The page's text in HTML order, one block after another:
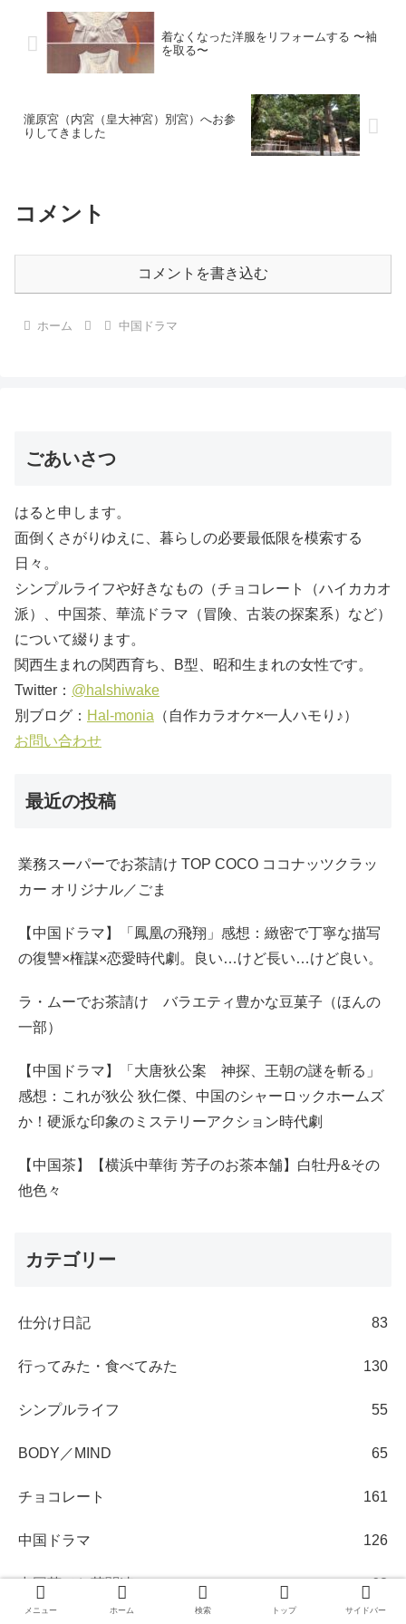
着なくなった洋服をリフォームする 〜袖
を取る〜
瀧原宮（内宮（皇大神宮）別宮）へお参
りしてきました
コメント
コメントを書き込む
ホーム 中国ドラマ
ごあいさつ
はると申します。
面倒くさがりゆえに、暮らしの必要最低限を模索する
日々。
シンプルライフや好きなもの（チョコレート（ハイカカオ
派）、中国茶、華流ドラマ（冒険、古装の探案系）など）
について綴ります。
関西生まれの関西育ち、B型、昭和生まれの女性です。
Twitter： @halshiwake
別ブログ： Hal-monia （自作カラオケ×一人ハモり♪）
お問い合わせ
最近の投稿
業務スーパーでお茶請け TOP COCO ココナッツクラッ
カー オリジナル／ごま
【中国ドラマ】「鳳凰の飛翔」感想：緻密で丁寧な描写
の復讐×権謀×恋愛時代劇。良い…けど長い…けど良い。
ラ・ムーでお茶請け バラエティ豊かな豆菓子（ほんの
一部）
【中国ドラマ】「大唐狄公案 神探、王朝の謎を斬る」
感想：これが狄公 狄仁傑、中国のシャーロックホームズ
か！硬派な印象のミステリーアクション時代劇
【中国茶】【横浜中華街 芳子のお茶本舗】白牡丹&その
他色々
カテゴリー
仕分け日記 83
行ってみた・食べてみた 130
シンプルライフ 55
BODY／MIND 65
チョコレート 161
中国ドラマ 126
中国茶／お茶関連
メニュー ホーム 検索 トップ サイドバー